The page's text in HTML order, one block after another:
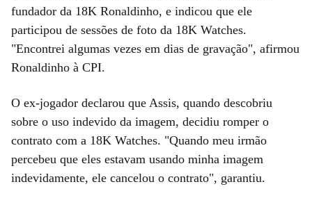
fundador da 18K Ronaldinho, e indicou que ele
participou de sessões de foto da 18K Watches.
"Encontrei algumas vezes em dias de gravação", afirmou
Ronaldinho à CPI.
O ex-jogador declarou que Assis, quando descobriu
sobre o uso indevido da imagem, decidiu romper o
contrato com a 18K Watches. "Quando meu irmão
percebeu que eles estavam usando minha imagem
indevidamente, ele cancelou o contrato", garantiu.